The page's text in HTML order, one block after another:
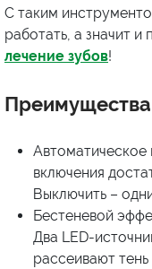
С таким
работать, а значит и
лечение зубов!
Преимущества
Автоматическое
включения
Выключить –
Бестеневой
Два LED-
рассеивают